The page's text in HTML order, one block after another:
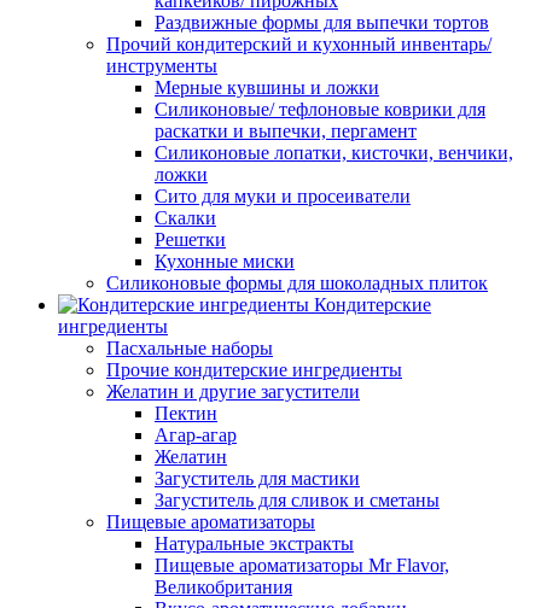
Раздвижные формы для выпечки тортов
Прочий кондитерский и кухонный инвентарь/
инструменты
Мерные кувшины и ложки
Силиконовые/ тефлоновые коврики для
раскатки и выпечки, пергамент
Силиконовые лопатки, кисточки, венчики,
ложки
Сито для муки и просеиватели
Скалки
Решетки
Кухонные миски
Силиконовые формы для шоколадных плиток
Кондитерские
ингредиенты
Пасхальные наборы
Прочие кондитерские ингредиенты
Желатин и другие загустители
Пектин
Агар-агар
Желатин
Загуститель для мастики
Загуститель для сливок и сметаны
Пищевые ароматизаторы
Натуральные экстракты
Пищевые ароматизаторы Mr Flavor,
Великобритания